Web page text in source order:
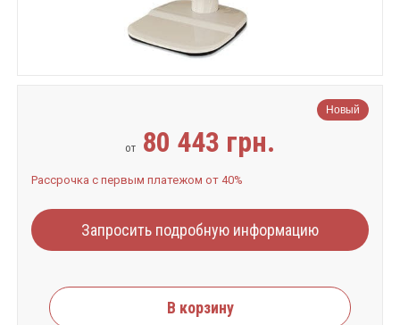
Новый
от 80 443 грн.
Рассрочка с первым платежом от 40%
Запросить подробную информацию
В корзину